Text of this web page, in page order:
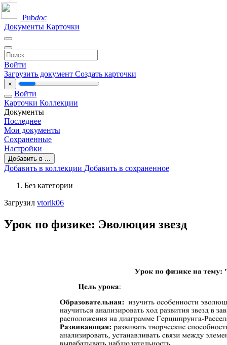
Pubdoc
Документы Карточки
Войти
Загрузить документ Создать карточки
×
Войти
Карточки Коллекции
Документы
Последнее
Мои документы
Сохраненные
Настройки
Добавить в ...
Добавить в коллекции Добавить в сохраненное
Без категории
Загрузил vtorik06
Урок по физике: Эволюция звезд